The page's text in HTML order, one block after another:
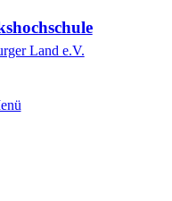
Land e.V.